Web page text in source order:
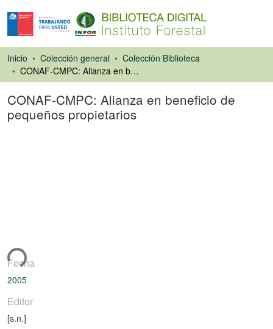
Inicio Colección general
Colección Biblioteca
CONAF-CMPC: Alianza en beneficio de pequeños propietarios
CONAF-CMPC: Alianza en beneficio de
pequeños propietarios
Fecha
2005
Editor
[s.n.]